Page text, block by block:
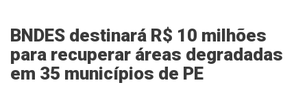
BNDES destinará R$ 10 milhões
para recuperar áreas degradadas
em 35 municípios de PE